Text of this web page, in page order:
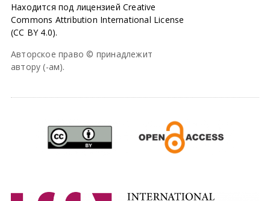
Находится под лицензией Creative
Commons Attribution International License
(CC BY 4.0).
Авторское право © принадлежит
автору (-ам).